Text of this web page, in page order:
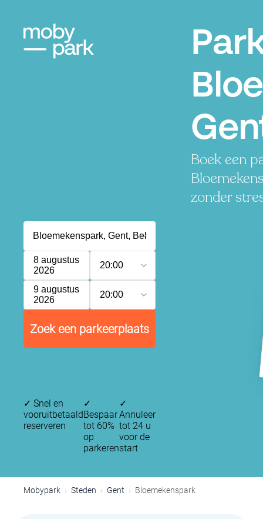
Boek een
zonder
8 augustus
2026
20:00
9 augustus
2026
20:00
Zoek een parkeerplaats
✓ Snel en
vooruitbetaald
reserveren
✓
Bespaar
tot 60%
op
parkeren
✓
Annuleer
tot 24 u
voor de
start
Mobypark Steden Gent Bloemekenspark